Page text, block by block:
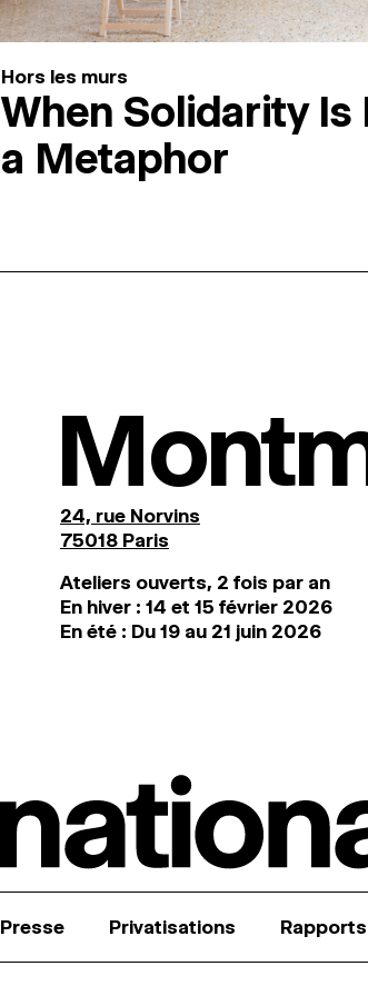
Hors les murs
When Solidarity Is
a Metaphor
24, rue Norvins
75018 Paris
Ateliers ouverts, 2 fois par an
En hiver : 14 et 15 février 2026
En été : Du 19 au 21 juin 2026
Presse Privatisations